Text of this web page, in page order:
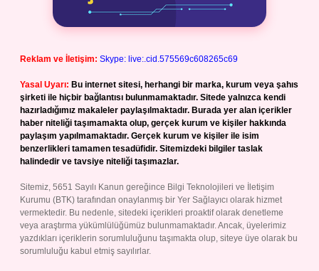
Reklam ve İletişim: Skype: live:.cid.575569c608265c69
Yasal Uyarı: Bu internet sitesi, herhangi bir marka, kurum veya şahıs
şirketi ile hiçbir bağlantısı bulunmamaktadır. Sitede yalnızca kendi
hazırladığımız makaleler paylaşılmaktadır. Burada yer alan içerikler
haber niteliği taşımamakta olup, gerçek kurum ve kişiler hakkında
paylaşım yapılmamaktadır. Gerçek kurum ve kişiler ile isim
benzerlikleri tamamen tesadüfidir. Sitemizdeki bilgiler taslak
halindedir ve tavsiye niteliği taşımazlar.
Sitemiz, 5651 Sayılı Kanun gereğince Bilgi Teknolojileri ve İletişim
Kurumu (BTK) tarafından onaylanmış bir Yer Sağlayıcı olarak hizmet
vermektedir. Bu nedenle, sitedeki içerikleri proaktif olarak denetleme
veya araştırma yükümlülüğümüz bulunmamaktadır. Ancak, üyelerimiz
yazdıkları içeriklerin sorumluluğunu taşımakta olup, siteye üye olarak bu
sorumluluğu kabul etmiş sayılırlar.